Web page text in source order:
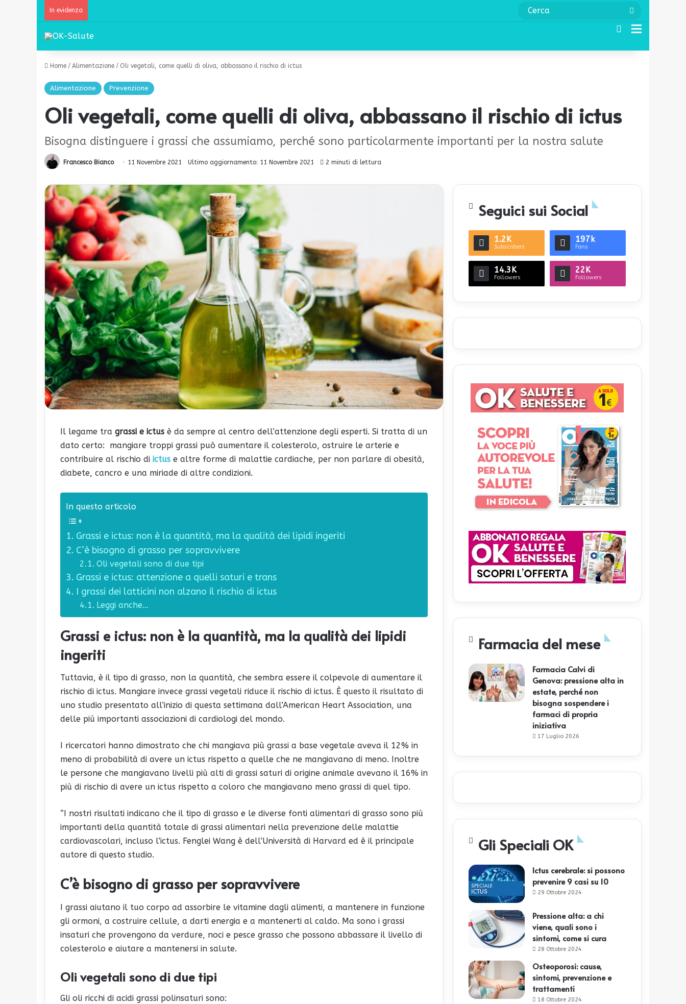
In evidenza
Cerca
Home / Alimentazione / Oli vegetali, come quelli di oliva, abbassano il rischio di ictus
Alimentazione Prevenzione
Oli vegetali, come quelli di oliva, abbassano il rischio di ictus
Bisogna distinguere i grassi che assumiamo, perché sono particolarmente importanti per la nostra salute
Francesco Bianco 11 Novembre 2021 Ultimo aggiornamento: 11 Novembre 2021 2 minuti di lettura
Il legame tra grassi e ictus è da sempre al centro dell’attenzione degli esperti. Si tratta di un
dato certo: mangiare troppi grassi può aumentare il colesterolo, ostruire le arterie e
contribuire al rischio di ictus e altre forme di malattie cardiache, per non parlare di obesità,
diabete, cancro e una miriade di altre condizioni.
In questo articolo
Grassi e ictus: non è la quantità, ma la qualità dei lipidi ingeriti
C’è bisogno di grasso per sopravvivere
Oli vegetali sono di due tipi
Grassi e ictus: attenzione a quelli saturi e trans
I grassi dei latticini non alzano il rischio di ictus
Leggi anche…
Grassi e ictus: non è la quantità, ma la qualità dei lipidi
ingeriti
Tuttavia, è il tipo di grasso, non la quantità, che sembra essere il colpevole di aumentare il
rischio di ictus. Mangiare invece grassi vegetali riduce il rischio di ictus. È questo il risultato di
uno studio presentato all’inizio di questa settimana dall’American Heart Association, una
delle più importanti associazioni di cardiologi del mondo.
I ricercatori hanno dimostrato che chi mangiava più grassi a base vegetale aveva il 12% in
meno di probabilità di avere un ictus rispetto a quelle che ne mangiavano di meno. Inoltre
le persone che mangiavano livelli più alti di grassi saturi di origine animale avevano il 16% in
più di rischio di avere un ictus rispetto a coloro che mangiavano meno grassi di quel tipo.
“I nostri risultati indicano che il tipo di grasso e le diverse fonti alimentari di grasso sono più
importanti della quantità totale di grassi alimentari nella prevenzione delle malattie
cardiovascolari, incluso l’ictus. Fenglei Wang è dell’Università di Harvard ed è il principale
autore di questo studio.
C’è bisogno di grasso per sopravvivere
I grassi aiutano il tuo corpo ad assorbire le vitamine dagli alimenti, a mantenere in funzione
gli ormoni, a costruire cellule, a darti energia e a mantenerti al caldo. Ma sono i grassi
insaturi che provengono da verdure, noci e pesce grasso che possono abbassare il livello di
colesterolo e aiutare a mantenersi in salute.
Oli vegetali sono di due tipi
Gli oli ricchi di acidi grassi polinsaturi sono:
Seguici sui Social
1.2K
Subscribers
197k
Fans
14.3K
Followers
22K
Followers
Farmacia del mese
Farmacia Calvi di
Genova: pressione alta in
estate, perché non
bisogna sospendere i
farmaci di propria
iniziativa
17 Luglio 2026
Gli Speciali OK
Ictus cerebrale: si possono
prevenire 9 casi su 10
29 Ottobre 2024
Pressione alta: a chi
viene, quali sono i
sintomi, come si cura
28 Ottobre 2024
Osteoporosi: cause,
sintomi, prevenzione e
trattamenti
18 Ottobre 2024